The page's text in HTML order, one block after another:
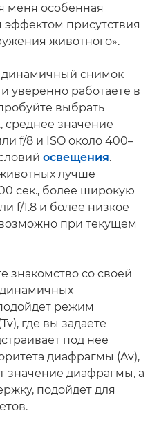
меня особенная
эффектом присутствия
животного».
динамичный снимок
уверенно работаете в
выбрать
среднее значение
f/8 и ISO около 400–
освещения.
лучше
сек., более широкую
f/1.8 и более низкое
при текущем
знакомство со своей
режим
где вы задаете
под нее
диафрагмы (Av),
значение диафрагмы, а
подойдет для